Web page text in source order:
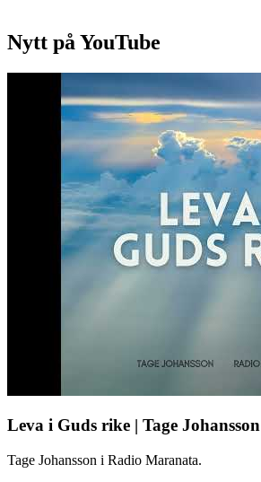
Nytt på YouTube
Leva i Guds rike | Tage Johansson
Tage Johansson i Radio Maranata.